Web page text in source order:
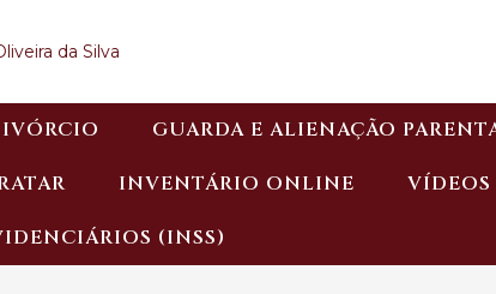
GUARDA E ALIENAÇÃO
INVENTÁRIO ONLINE VÍDEOS
(INSS)